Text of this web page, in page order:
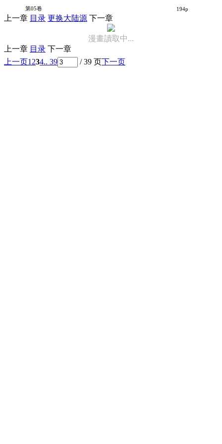
第05卷 194p
上一章 目录 更换大陆源 下一章
漫畫讀取中...
上一章 目录 下一章
上一页1 234.. 39 / 39 页下一页